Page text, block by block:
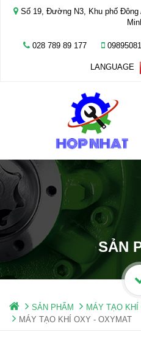
Số 19, Đường N3, Khu phố Đông
028 789 89 177
LANGUAGE
SẢN
SẢN PHẨM
MÁY TẠO KHÍ
MÁY TẠO KHÍ OXY - OXYMAT